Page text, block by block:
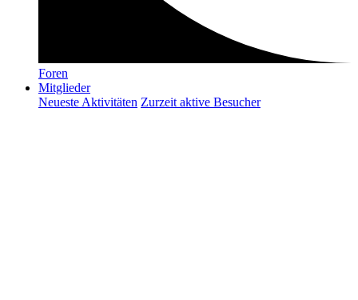
Foren
Mitglieder
Neueste Aktivitäten Zurzeit aktive Besucher